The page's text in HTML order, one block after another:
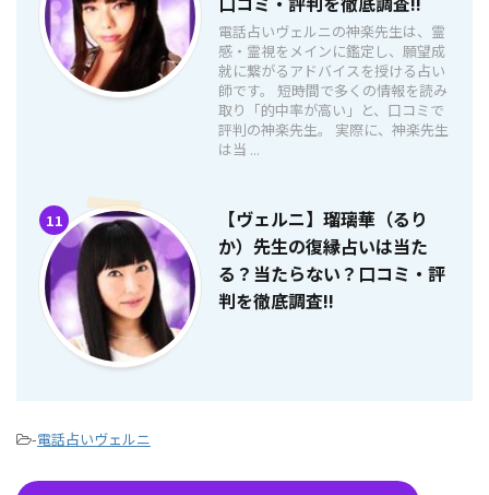
電話占いヴェルニの神楽先生は、霊
感・霊視をメインに鑑定し、願望成
就に繋がるアドバイスを授ける占い
師です。 短時間で多くの情報を読み
取り「的中率が高い」と、口コミで
評判の神楽先生。 実際に、神楽先生
は当 ...
11
【ヴェルニ】瑠璃華（るり
か）先生の復縁占いは当た
る？当たらない？口コミ・評
判を徹底調査!!
-電話占いヴェルニ